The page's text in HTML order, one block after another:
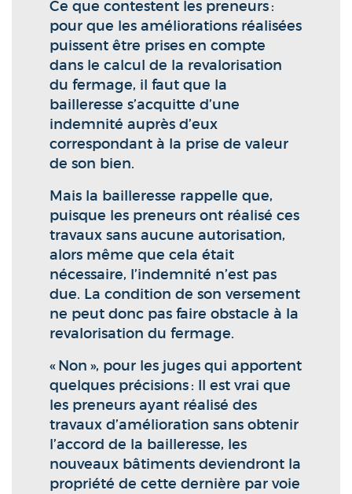
Ce que contestent les preneurs :
pour que les améliorations réalisées
puissent être prises en compte
dans le calcul de la revalorisation
du fermage, il faut que la
bailleresse s’acquitte d’une
indemnité auprès d’eux
correspondant à la prise de valeur
de son bien.
Mais la bailleresse rappelle que,
puisque les preneurs ont réalisé ces
travaux sans aucune autorisation,
alors même que cela était
nécessaire, l’indemnité n’est pas
due. La condition de son versement
ne peut donc pas faire obstacle à la
revalorisation du fermage.
« Non », pour les juges qui apportent
quelques précisions : Il est vrai que
les preneurs ayant réalisé des
travaux d’amélioration sans obtenir
l’accord de la bailleresse, les
nouveaux bâtiments deviendront la
propriété de cette dernière par voie